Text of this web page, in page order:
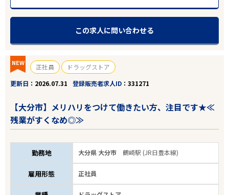
この求人に問い合わせる
NEW 正社員
ドラッグストア
更新日
2026.07.31 登録販売者求人ID 331271
【大分市】メリハリをつけて働きたい方、注目です★≪
残業がすくなめ◎≫
勤務地 大分県 大分市 鶴崎駅 (JR日豊本線)
雇用形態 正社員